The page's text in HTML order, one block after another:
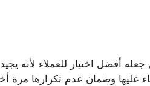
جعله أفضل اختيار للعملاء لأنه
عليها وضمان عدم تكرارها مرة